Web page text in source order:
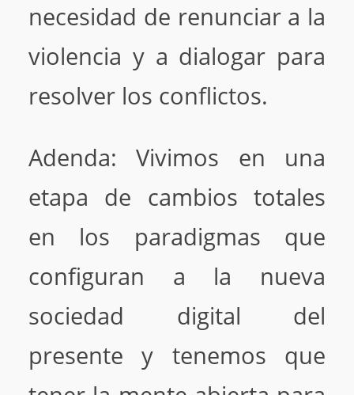
necesidad de renunciar a la
violencia y a dialogar para
resolver los conflictos.
Adenda: Vivimos en una
etapa de cambios totales
en los paradigmas que
configuran a la nueva
sociedad digital del
presente y tenemos que